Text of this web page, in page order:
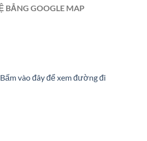
BẲNG GOOGLE MAP
Bấm vào đây để xem đường đi